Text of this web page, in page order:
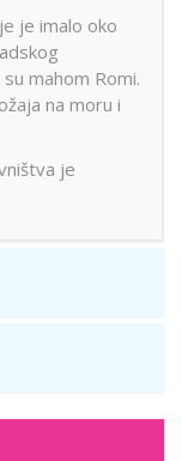
je imalo oko
mahom Romi.
na moru i
je